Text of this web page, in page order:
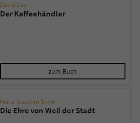
David Liss
Der Kaffeehändler
zum Buch
Heinz-Joachim Simon
Die Ehre von Weil der Stadt